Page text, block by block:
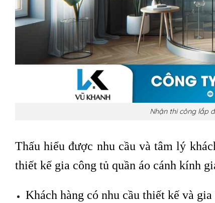
Nhận thi công lắp
Thấu hiểu được nhu cầu và tâm lý
thiết kế gia công tủ quần áo cánh kính
Khách hàng có nhu cầu thiết kế và